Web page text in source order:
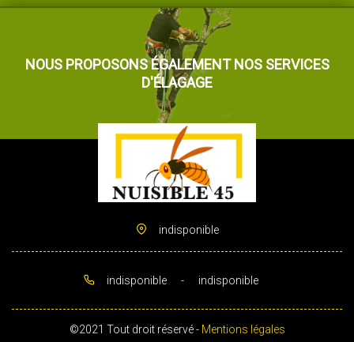
NOUS PROPOSONS ÉGALEMENT NOS SERVICES
D'ÉLAGAGE
indisponible
indisponible - indisponible
©2021 Tout droit réservé - Mentions légales